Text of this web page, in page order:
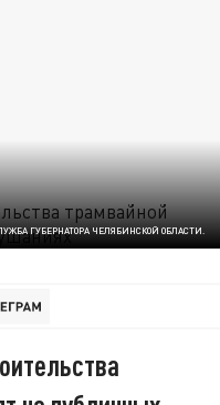
ГУБЕРНАТОРА ЧЕЛЯБИНСКОЙ ОБЛАСТИ.